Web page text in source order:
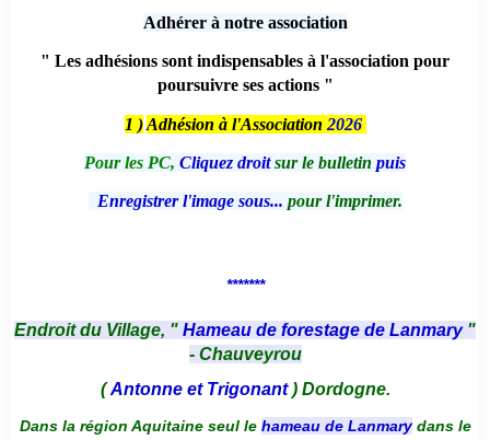
Adhérer à notre association
" Les adhésions sont indispensables à l'association pour
poursuivre ses actions "
1 ) Adhésion à l'Association 2026
Pour les PC, Cliquez droitsur le bulletin puis
Enregistrer l'image sous... pour l'imprimer.
*******
Endroit du Village, " Hameau de forestage de Lanmary "
- Chauveyrou
(Antonne et Trigonant) Dordogne.
Dans la région Aquitaine seul le hameau de Lanmarydans le